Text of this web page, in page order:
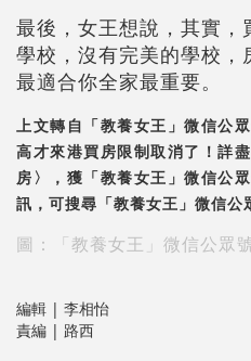
最後，女王想說，其實，
學校，沒有完美的學校
最適合你全家最重要。
上文轉自「教養女王」微信公
高才來港買房限制取消了！詳
房〉，獲「教養女王」微信公
訊，可搜尋「教養女王」微信公
圖：「教養女王」微信公眾
編輯 | 李相怡
責編 | 路西